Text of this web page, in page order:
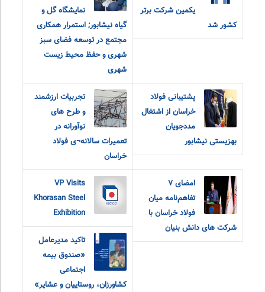
یکمین شرکت برتر
کشور شد
نمایشگاه گل و
گیاه نیشابور; استمرار همکاری
مجتمع در توسعه فضای سبز
شهری و حفظ محیط زیست
شهری
پشتیبانی فولاد
خراسان از اشتغال
مددجویان
بهزیستی نیشابور
تجربیات ارزشمند
و طرح های
نوآورانه در
تعمیرات سالانه¬ی فولاد
خراسان
امضای ۷
تفاهم‌نامه میان
فولاد خراسان با
شرکت های دانش بنیان
VP Visits
Khorasan Steel
Exhibition
تاکید مدیرعامل
«صندوق بیمه‌
اجتماعی
کشاورزان، روستاییان و عشایر»